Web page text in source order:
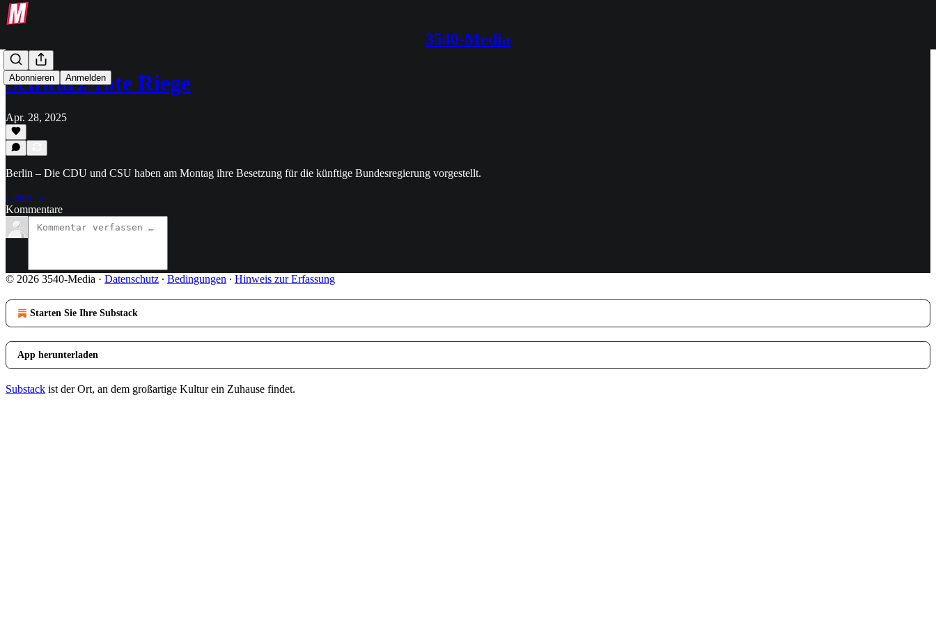
3540-Media
Abonnieren Anmelden
Schwarz-rote Riege
Apr. 28, 2025
Berlin – Die CDU und CSU haben am Montag ihre Besetzung für die künftige Bundesregierung vorgestellt.
Lesen →
Kommentare
© 2026 3540-Media · Datenschutz ∙ Bedingungen ∙ Hinweis zur Erfassung
Starten Sie Ihre Substack
App herunterladen
Substack ist der Ort, an dem großartige Kultur ein Zuhause findet.